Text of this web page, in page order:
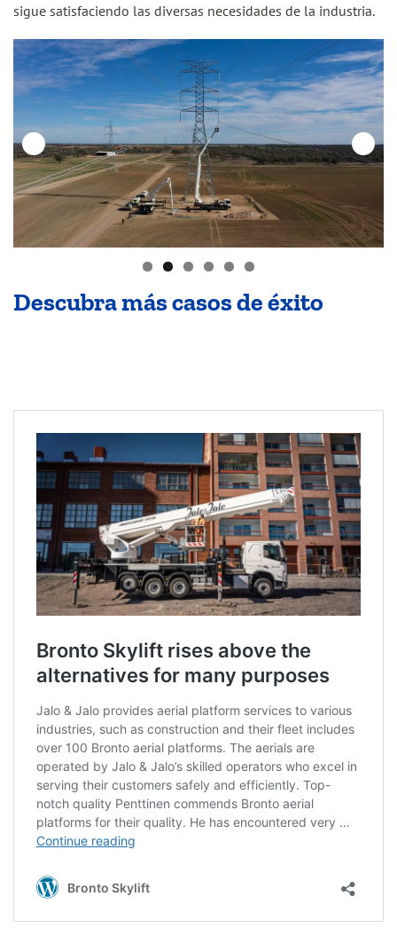
sigue satisfaciendo las diversas necesidades de la industria.
Descubra más casos de éxito